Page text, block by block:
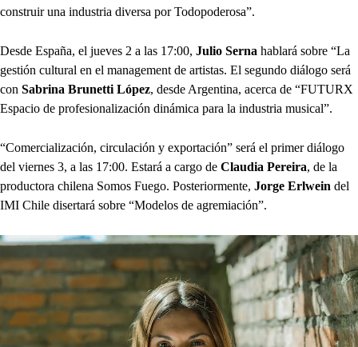
construir una industria diversa por Todopoderosa”.
Desde España, el jueves 2 a las 17:00, Julio Serna hablará sobre “La
gestión cultural en el management de artistas. El segundo diálogo será
con Sabrina Brunetti López, desde Argentina, acerca de “FUTURX
Espacio de profesionalización dinámica para la industria musical”.
“Comercialización, circulación y exportación” será el primer diálogo
del viernes 3, a las 17:00. Estará a cargo de Claudia Pereira, de la
productora chilena Somos Fuego. Posteriormente, Jorge Erlwein del
IMI Chile disertará sobre “Modelos de agremiación”.